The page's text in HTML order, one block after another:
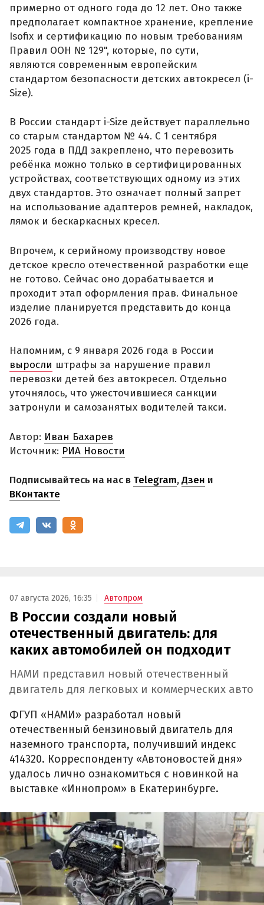
примерно от одного года до 12 лет. Оно также
предполагает компактное хранение, крепление
Isofix и сертификацию по новым требованиям
Правил ООН № 129", которые, по сути,
являются современным европейским
стандартом безопасности детских автокресел (i-
Size).
В России стандарт i-Size действует параллельно
со старым стандартом № 44. С 1 сентября
2025 года в ПДД закреплено, что перевозить
ребёнка можно только в сертифицированных
устройствах, соответствующих одному из этих
двух стандартов. Это означает полный запрет
на использование адаптеров ремней, накладок,
лямок и бескаркасных кресел.
Впрочем, к серийному производству новое
детское кресло отечественной разработки еще
не готово. Сейчас оно дорабатывается и
проходит этап оформления прав. Финальное
изделие планируется представить до конца
2026 года.
Напомним, с 9 января 2026 года в России
выросли штрафы за нарушение правил
перевозки детей без автокресел. Отдельно
уточнялось, что ужесточившиеся санкции
затронули и самозанятых водителей такси.
Автор: Иван Бахарев
Источник: РИА Новости
Подписывайтесь на нас в Telegram,Дзен и
ВКонтакте
07 августа 2026, 16:35 Автопром
В России создали новый
отечественный двигатель: для
каких автомобилей он подходит
НАМИ представил новый отечественный
двигатель для легковых и коммерческих авто
ФГУП «НАМИ» разработал новый
отечественный бензиновый двигатель для
наземного транспорта, получивший индекс
414320. Корреспонденту «Автоновостей дня»
удалось лично ознакомиться с новинкой на
выставке «Иннопром» в Екатеринбурге.